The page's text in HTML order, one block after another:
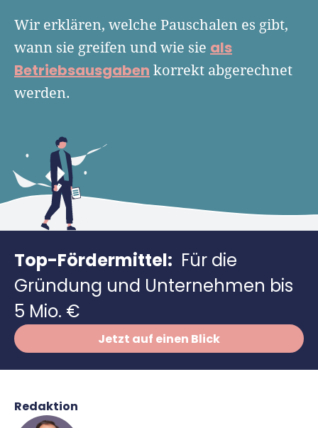
Versicherungen
Zuschüsse
Kontokorrenkredit
Flexible Kreditlinie
Gründertest
Gründungsassistent
Finanzplan Tool
Buchhaltungssoftware
Lohnsoftware
Weitere Tools & Vorlagen
Vergleiche
Unsere Gründungspakete
Geförderte Beratung
Finanzierungsangebote
Geschäftskonto eröffnen
Richtig versichern
Steuerberatung
Deals
Wir erklären, welche Pauschalen es gibt,
wann sie greifen und wie sie als
Betriebsausgaben korrekt abgerechnet
werden.
Top-Fördermittel: Für die
Gründung und Unternehmen bis
5 Mio. €
Jetzt auf einen Blick
Redaktion